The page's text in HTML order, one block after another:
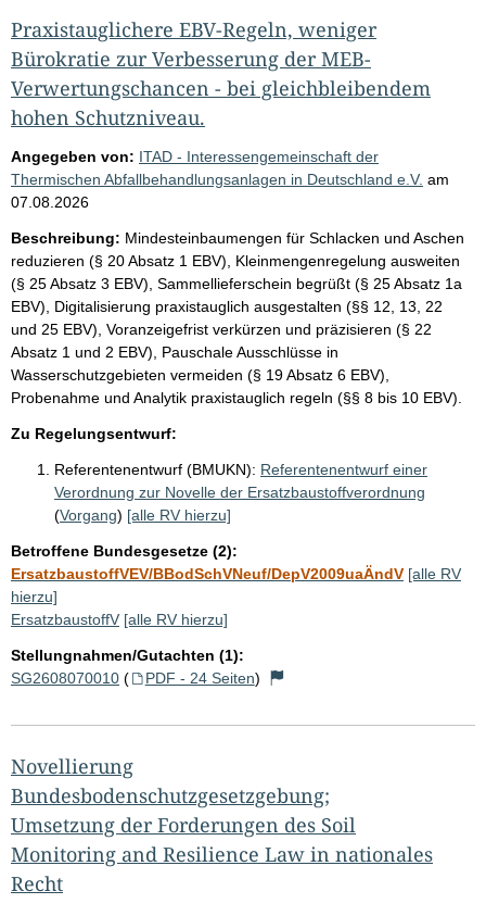
Praxistauglichere EBV-Regeln, weniger
Bürokratie zur Verbesserung der MEB-
Verwertungschancen - bei gleichbleibendem
hohen Schutzniveau.
Angegeben von: ITAD - Interessengemeinschaft der
Thermischen Abfallbehandlungsanlagen in Deutschland e.V. am
07.08.2026
Beschreibung: Mindesteinbaumengen für Schlacken und Aschen
reduzieren (§ 20 Absatz 1 EBV), Kleinmengenregelung ausweiten
(§ 25 Absatz 3 EBV), Sammellieferschein begrüßt (§ 25 Absatz 1a
EBV), Digitalisierung praxistauglich ausgestalten (§§ 12, 13, 22
und 25 EBV), Voranzeigefrist verkürzen und präzisieren (§ 22
Absatz 1 und 2 EBV), Pauschale Ausschlüsse in
Wasserschutzgebieten vermeiden (§ 19 Absatz 6 EBV),
Probenahme und Analytik praxistauglich regeln (§§ 8 bis 10 EBV).
Zu Regelungsentwurf:
Referentenentwurf (BMUKN): Referentenentwurf einer
Verordnung zur Novelle der Ersatzbaustoffverordnung
(Vorgang) [alle RV hierzu]
Betroffene Bundesgesetze (2):
ErsatzbaustoffVEV/BBodSchVNeuf/DepV2009uaÄndV [alle RV
hierzu]
ErsatzbaustoffV [alle RV hierzu]
Stellungnahmen/Gutachten (1):
SG2608070010 ( PDF - 24 Seiten)
Novellierung
Bundesbodenschutzgesetzgebung;
Umsetzung der Forderungen des Soil
Monitoring and Resilience Law in nationales
Recht